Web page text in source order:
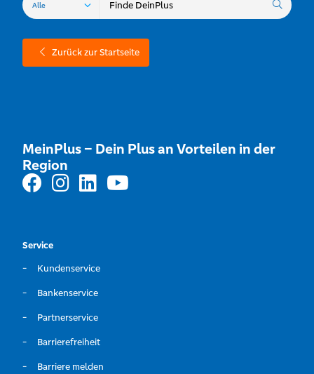
Zurück zur Startseite
MeinPlus – Dein Plus an Vorteilen in der
Region
Service
Kundenservice
Bankenservice
Partnerservice
Barrierefreiheit
Barriere melden